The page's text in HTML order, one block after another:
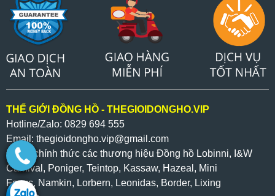
THẾ GIỚI ĐỒNG HỒ - THEGIOIDONGHO.VIP
Hotline/Zalo: 0829 694 555
Email: thegioidongho.vip@gmail.com
Đại lý chính thức các thương hiệu Đồng hồ Lobinni, I&W
Carnival, Poniger, Teintop, Kassaw, Hazeal, Mini
Focus, Namkin, Lorbern, Leonidas, Border, Lixing